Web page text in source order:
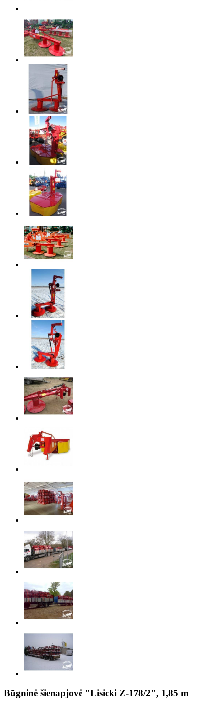
Būgninė šienapjovė "Lisicki Z-178/2", 1,85 m